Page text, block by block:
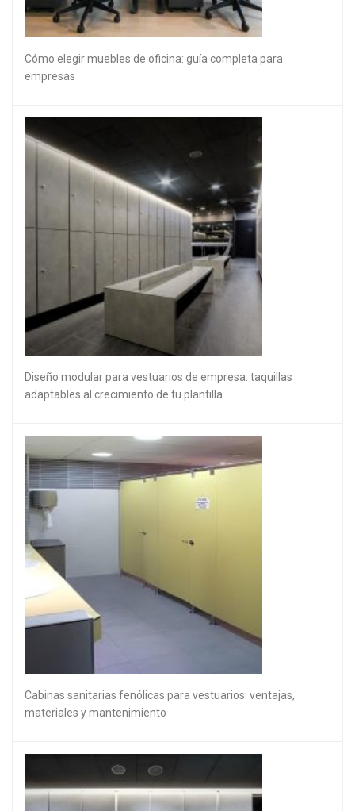
Cómo elegir muebles de oficina: guía completa para
empresas
Diseño modular para vestuarios de empresa: taquillas
adaptables al crecimiento de tu plantilla
Cabinas sanitarias fenólicas para vestuarios: ventajas,
materiales y mantenimiento